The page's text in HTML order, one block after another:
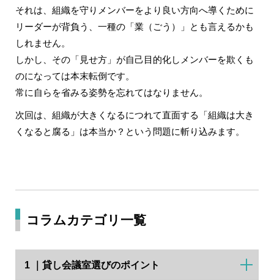
それは、組織を守りメンバーをより良い方向へ導くために
リーダーが背負う、一種の「業（ごう）」とも言えるかも
しれません。
しかし、その「見せ方」が自己目的化しメンバーを欺くも
のになっては本末転倒です。
常に自らを省みる姿勢を忘れてはなりません。
次回は、組織が大きくなるにつれて直面する「組織は大き
くなると腐る」は本当か？という問題に斬り込みます。
コラムカテゴリ一覧
1 ｜貸し会議室選びのポイント